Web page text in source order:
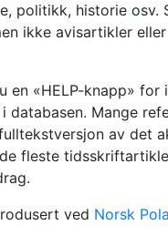
politikk, historie osv.
ikke avisartikler
en «HELP-knapp» for
databasen. Mange
av det
fleste
ved Norsk